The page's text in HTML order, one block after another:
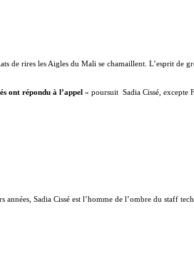
de rires les Aigles du Mali se chamaillent. L’esprit de
ont répondu à l’appel » poursuit Sadia Cissé, excepte
années, Sadia Cissé est l’homme de l’ombre du staff